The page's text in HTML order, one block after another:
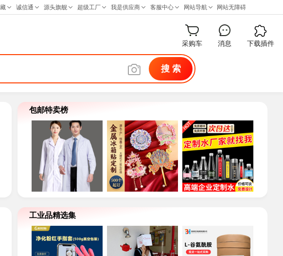
采购车 消息 下载插件
搜 索
包邮特卖榜
工业品精选集